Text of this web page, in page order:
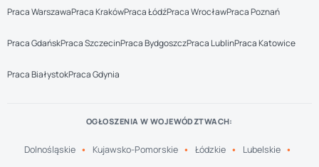
Praca WarszawaPraca KrakówPraca ŁódźPraca WrocławPraca Poznań
Praca GdańskPraca SzczecinPraca BydgoszczPraca LublinPraca Katowice
Praca BiałystokPraca Gdynia
OGŁOSZENIA W WOJEWÓDZTWACH:
Dolnośląskie Kujawsko-Pomorskie Łódzkie Lubelskie